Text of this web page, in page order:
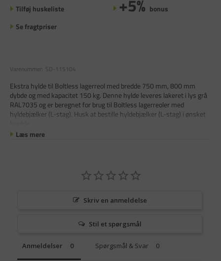
Tilføj huskeliste +5% bonus
Se fragtpriser
Varenummer: SD-115104
Ekstra hylde til Boltless lagerreol med bredde 750 mm, 800 mm
dybde og med kapacitet 150 kg. Denne hylde leveres lakeret i lys grå
RAL7035 og er beregnet for brug til Boltless lagerreoler med
hyldebjælker (L-stag). Husk at bestille hyldebjælker (L-stag) i ønsket
Læs mere
Skriv en anmeldelse
Stil et spørgsmål
Anmeldelser Spørgsmål & Svar